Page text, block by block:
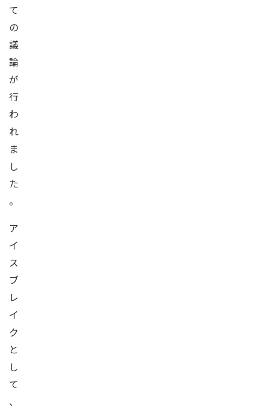
て
の
議
論
が
行
わ
れ
ま
し
た
。
ア
イ
ス
ブ
レ
イ
ク
と
し
て
、